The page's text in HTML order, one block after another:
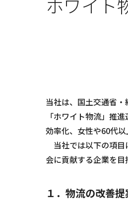
ホワイト
当社は、国土交通省
「ホワイト物流」推
効率化、女性や60代
当社では以下の項目
会に貢献する企業を目
１．物流の改善